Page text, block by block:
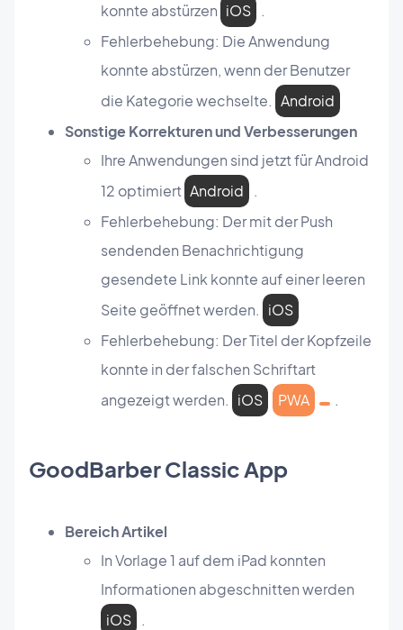
konnte abstürzen iOS .
Fehlerbehebung: Die Anwendung
konnte abstürzen, wenn der Benutzer
die Kategorie wechselte. Android
Sonstige Korrekturen und Verbesserungen
Ihre Anwendungen sind jetzt für Android
12 optimiert Android
.
Fehlerbehebung: Der mit der Push
sendenden Benachrichtigung
gesendete Link konnte auf einer leeren
Seite geöffnet werden. iOS
Fehlerbehebung: Der Titel der Kopfzeile
konnte in der falschen Schriftart
angezeigt werden. iOS PWA .
GoodBarber Classic App
Bereich Artikel
In Vorlage 1 auf dem iPad konnten
Informationen abgeschnitten werden
iOS
.